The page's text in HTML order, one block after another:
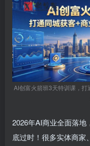
AI创富火箭班3天特训课，打
2026年AI商业全面落
底过时！很多实体商家